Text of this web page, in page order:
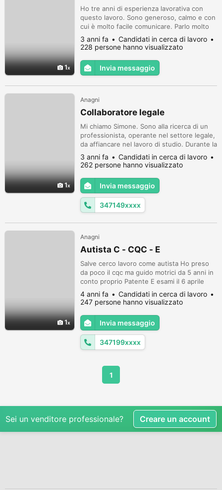
1
Ho tre anni di esperienza lavorativa con
questo lavoro. Sono generoso, calmo e con
cui è molto facile comunicare. Parlo molto
bene la lingua italiana e inglese se
necessario. Posso anche lavorare su turni,
posso lavorare con più persone insieme o
da solo. Soprattutto sono molto puntuale
con il tempo.
3 anni fa
Candidati in cerca di lavoro
228 persone hanno visualizzato
Invia messaggio
1
Anagni
Collaboratore legale
Mi chiamo Simone. Sono alla ricerca di un
professionista, operante nel settore legale,
da affiancare nel lavoro di studio. Durante la
pratica forense, ho svolto la redazione di
diversi di atti legali: diffide ad adempiere,
citazioni, messe in mora, querele, ricorsi,
ecc. Inoltre, mi sono occupato di fornire
attività di consulenza legale rivolta ad enti
eccle...
3 anni fa
Candidati in cerca di lavoro
262 persone hanno visualizzato
Invia messaggio
347149xxxx
1
Anagni
Autista C - CQC - E
Salve cerco lavoro come autista Ho preso
da poco il cqc ma guido motrici da 5 anni in
conto proprio Patente E esami il 6 aprile
Solo posizione serie...
4 anni fa
Candidati in cerca di lavoro
247 persone hanno visualizzato
Invia messaggio
347199xxxx
1
Sei un venditore professionale? Creare un account